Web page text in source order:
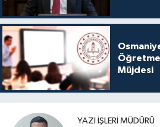
Müjdesi
YAZI İŞLERI MÜDÜRÜ